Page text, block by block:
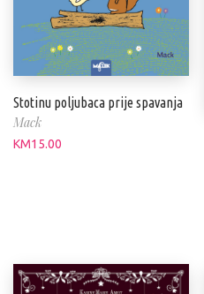
Stotinu poljubaca prije spavanja
Mack
KM15.00